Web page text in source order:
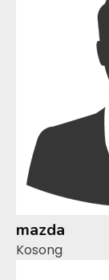
mazda
Kosong